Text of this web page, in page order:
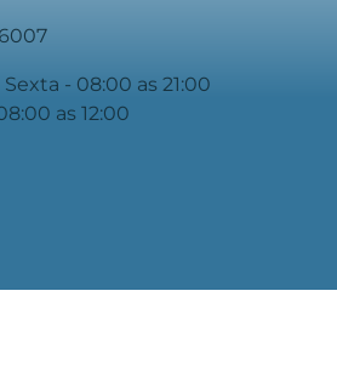
- 08:00 as 21:00
as 12:00